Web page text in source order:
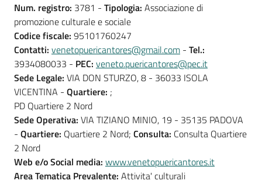
Num. registro: 3781 - Tipologia: Associazione di
promozione culturale e sociale
Codice fiscale: 95101760247
Contatti: venetopuericantores@gmail.com - Tel.:
3934080033 - PEC: veneto.puericantores@pec.it
Sede Legale: VIA DON STURZO, 8 - 36033 ISOLA
VICENTINA - Quartiere: ;
PD Quartiere 2 Nord
Sede Operativa: VIA TIZIANO MINIO, 19 - 35135 PADOVA
- Quartiere: Quartiere 2 Nord; Consulta: Consulta Quartiere
2 Nord
Web e/o Social media: www.venetopuericantores.it
Area Tematica Prevalente: Attivita' culturali